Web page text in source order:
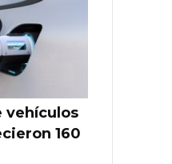
vehículos
160